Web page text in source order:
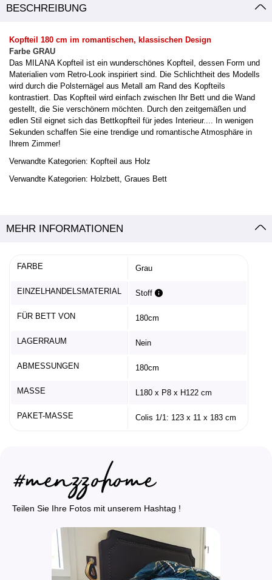
BESCHREIBUNG
Kopfteil 180 cm im romantischen, klassischen Design
Farbe GRAU
Das MILANA Kopfteil ist ein wunderschönes Kopfteil, dessen Form und
Materialien vom Retro-Look inspiriert sind. Die Schlichtheit des Modells
wird durch die Polsternägel aus Metall am Rand des Kopfteils
kontrastiert. Das Kopfteil wird einfach zwischen Ihr Bett und die Wand
gestellt, die Sie verschönern möchten. Durch den zeitgemäßen und
edlen Stil eignet sich das Bettkopfteil für jedes Interieur.... In wenigen
Sekunden schaffen Sie eine trendige und romantische Atmosphäre in
Ihrem Zimmer!
Verwandte Kategorien: Kopfteil aus Holz
Verwandte Kategorien: Holzbett , Graues Bett
MEHR INFORMATIONEN
FARBE Grau
EINZELHANDELSMATERIAL Stoff
FÜR BETT VON 180cm
LAGERRAUM Nein
ABMESSUNGEN 180cm
MASSE L180 x P8 x H122 cm
PAKET-MASSE Colis 1/1: 123 x 11 x 183 cm
Teilen Sie Ihre Fotos mit unserem Hashtag !